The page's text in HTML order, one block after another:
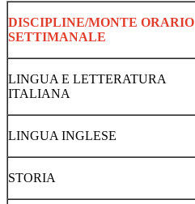
DISCIPLINE/MONTE ORARIO
SETTIMANALE
LINGUA E LETTERATURA
ITALIANA
LINGUA INGLESE
STORIA